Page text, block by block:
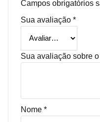
Campos obrigatórios
Sua avaliação *
Sua avaliação sobre
Nome *